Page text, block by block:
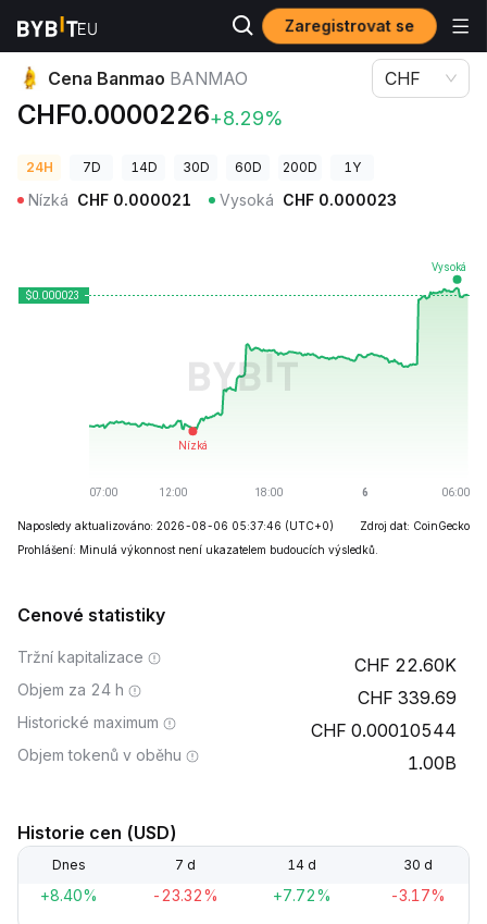
Zaregistrovat se
Ceny kryptoměn Cena Banmao BANMAO
Cena Banmao BANMAO
CHF0.0000226+8.29%
CHF
24H 7D 14D 30D 60D 200D 1Y
Nízká CHF 0.000021 Vysoká CHF 0.000023
Naposledy aktualizováno: 2026-08-06 05:37:46 (UTC+0)
Zdroj dat: CoinGecko
Prohlášení: Minulá výkonnost není ukazatelem budoucích výsledků.
Cenové statistiky
Tržní kapitalizace 22.60K
Objem za 24 h 339.69
Historické maximum 0.00010544
Objem tokenů v oběhu 1.00B
Historie cen (USD)
Dnes 7 d 14 d 30 d
+8.40% -23.32% +7.72% -3.17%